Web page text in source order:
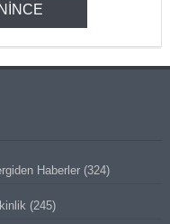
Haberler (324)
(245)